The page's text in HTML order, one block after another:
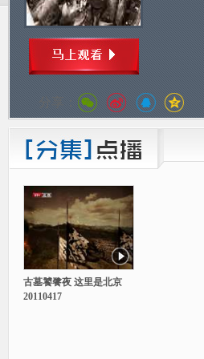
分享：
古墓饕餮夜 这里是北京
20110417